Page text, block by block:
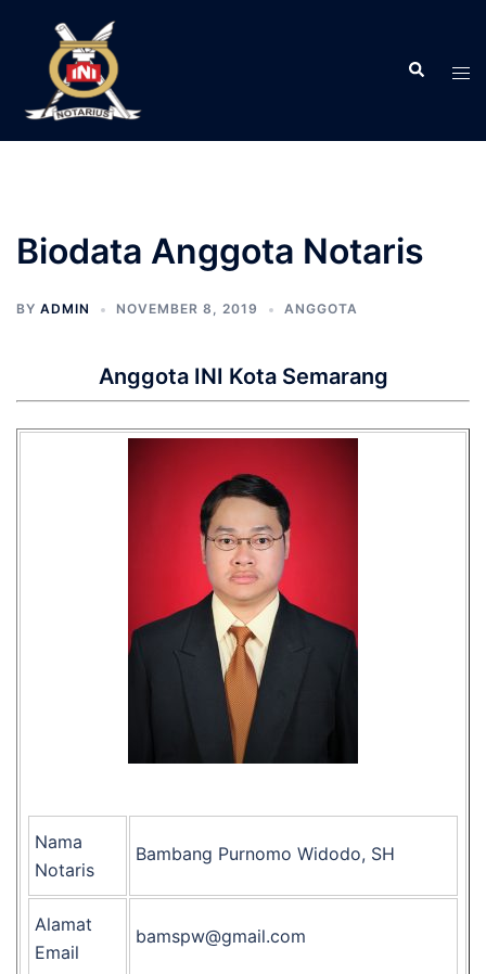
Search
Biodata Anggota Notaris
BY ADMIN NOVEMBER 8, 2019 ANGGOTA
Anggota INI Kota Semarang
Nama
Notaris
Bambang Purnomo Widodo, SH
Alamat
Email
bamspw@gmail.com